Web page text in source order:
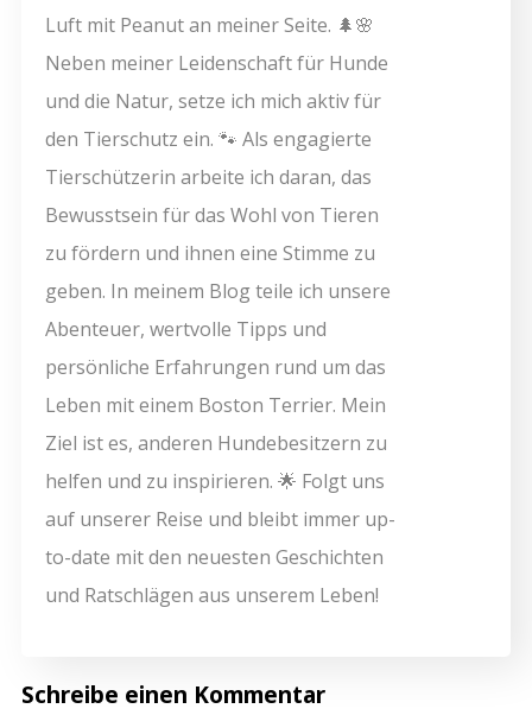
Luft mit Peanut an meiner Seite. 🌲🌸
Neben meiner Leidenschaft für Hunde
und die Natur, setze ich mich aktiv für
den Tierschutz ein. 🐾 Als engagierte
Tierschützerin arbeite ich daran, das
Bewusstsein für das Wohl von Tieren
zu fördern und ihnen eine Stimme zu
geben. In meinem Blog teile ich unsere
Abenteuer, wertvolle Tipps und
persönliche Erfahrungen rund um das
Leben mit einem Boston Terrier. Mein
Ziel ist es, anderen Hundebesitzern zu
helfen und zu inspirieren. 🌟 Folgt uns
auf unserer Reise und bleibt immer up-
to-date mit den neuesten Geschichten
und Ratschlägen aus unserem Leben!
Schreibe einen Kommentar